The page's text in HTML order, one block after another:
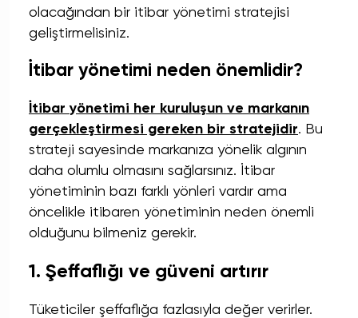
olacağından bir itibar yönetimi stratejisi
geliştirmelisiniz.
İtibar yönetimi neden önemlidir?
İtibar yönetimi her kuruluşun ve markanın
gerçekleştirmesi gereken bir stratejidir. Bu
strateji sayesinde markanıza yönelik algının
daha olumlu olmasını sağlarsınız. İtibar
yönetiminin bazı farklı yönleri vardır ama
öncelikle itibaren yönetiminin neden önemli
olduğunu bilmeniz gerekir.
1. Şeffaflığı ve güveni artırır
Tüketiciler şeffaflığa fazlasıyla değer verirler.